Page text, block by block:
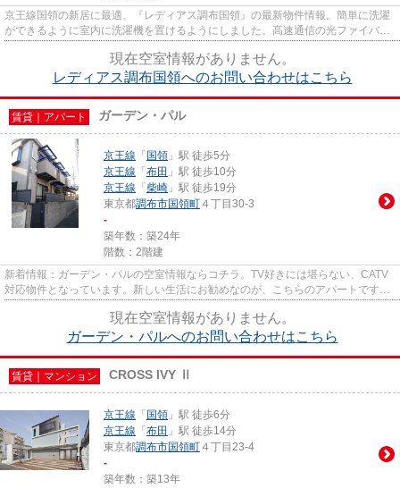
京王線国領の新居に最適、『レディアス調布国領』の最新物件情報。簡単に洗濯
ができるように室内に洗濯機を置けるようにしました。高速通信の光ファイバー
現在空室情報がありません。
レディアス調布国領へのお問い合わせはこちら
賃貸｜アパート ガーデン・パル
京王線 「 国領 」駅 徒歩5分
京王線 「 布田 」駅 徒歩10分
京王線 「 柴崎 」駅 徒歩19分
東京都調布市国領町 ４丁目30-3
-
築年数：築24年
階数：2階建
新着情報：ガーデン・パルの空室情報ならコチラ。TV好きには堪らない、CATV
対応物件となっています。新しい生活にお勧めなのが、こちらのアパートです。
現在空室情報がありません。
ガーデン・パルへのお問い合わせはこちら
賃貸｜マンション CROSS IVY Ⅱ
京王線 「 国領 」駅 徒歩6分
京王線 「 布田 」駅 徒歩14分
東京都調布市国領町 ４丁目23-4
-
築年数：築13年